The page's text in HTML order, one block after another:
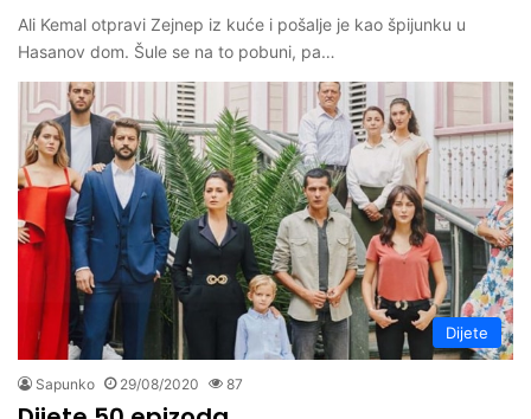
Ali Kemal otpravi Zejnep iz kuće i pošalje je kao špijunku u
Hasanov dom. Šule se na to pobuni, pa…
Dijete
Sapunko 29/08/2020 87